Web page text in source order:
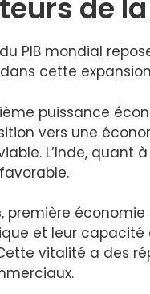
de
PIB mondial
cette
puissance
vers une
L’Inde,
, première
et leur capacité
vitalité a des